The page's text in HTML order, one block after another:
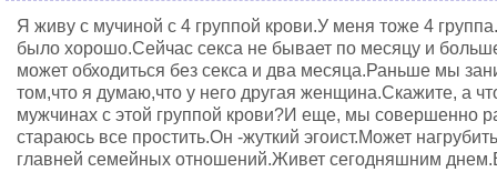
Я живу с мучиной с 4 группой крови.У меня тоже 4
было хорошо.Сейчас секса не бывает по месяцу и
может обходиться без секса и два месяца.Раньше мы
том,что я думаю,что у него другая женщина.Скажите, а
мужчинах с этой группой крови?И еще, мы совершенно
стараюсь все простить.Он -жуткий эгоист.Может
главней семейных отношений.Живет сегодняшним